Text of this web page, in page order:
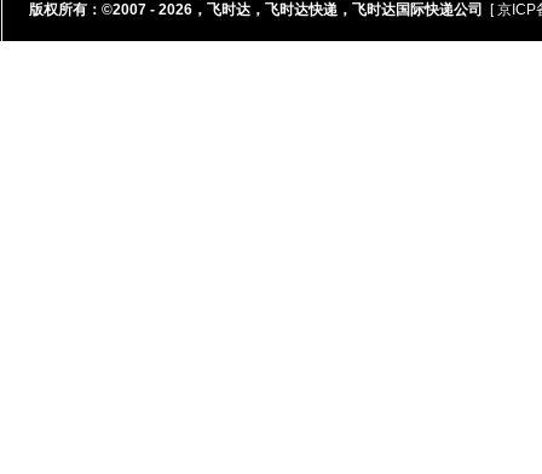
版权所有：©2007 - 2026， 飞时达， 飞时达快递， 飞时达国际快递公司 [ 京ICP